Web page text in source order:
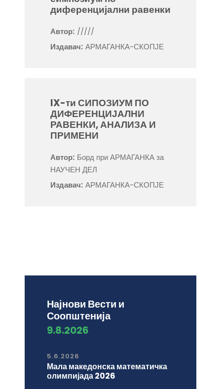
диференцијални равенки
Автор: /////
Издавач: АРМАГАНКА-СКОПЈЕ
IX-ти СИПОЗИУМ ПО
ДИФЕРЕНЦИЈАЛНИ
РАВЕНКИ, АНАЛИЗА И
ПРИМЕНИ
Автор: Борд при АРМАГАНКА за
НАУЧЕН ДЕЛ
Издавач: АРМАГАНКА-СКОПЈЕ
Најнови Вести и
Соопштенија
9.8.2026
5.6.2026
Мала македонска математичка
олимпијада 2026